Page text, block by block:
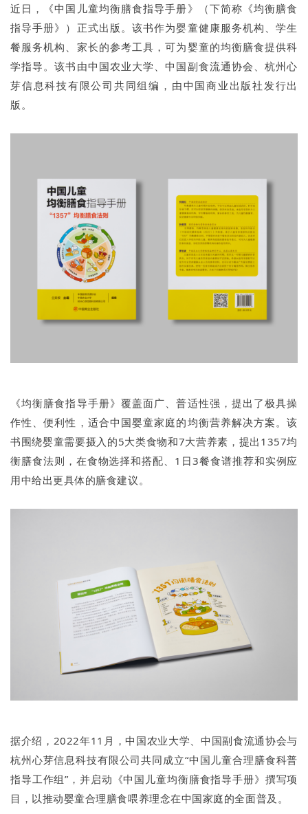
近日，《中国儿童均衡膳食指导手册》（下简称《均衡膳食
指导手册》）正式出版。该书作为婴童健康服务机构、学生
餐服务机构、家长的参考工具，可为婴童的均衡膳食提供科
学指导。该书由中国农业大学、中国副食流通协会、杭州心
芽信息科技有限公司共同组编，由中国商业出版社发行出
版。
《均衡膳食指导手册》覆盖面广、普适性强，提出了极具操
作性、便利性，适合中国婴童家庭的均衡营养解决方案。该
书围绕婴童需要摄入的5大类食物和7大营养素，提出1357均
衡膳食法则，在食物选择和搭配、1日3餐食谱推荐和实例应
用中给出更具体的膳食建议。
据介绍，2022年11月，中国农业大学、中国副食流通协会与
杭州心芽信息科技有限公司共同成立“中国儿童合理膳食科普
指导工作组”，并启动《中国儿童均衡膳食指导手册》撰写项
目，以推动婴童合理膳食喂养理念在中国家庭的全面普及。